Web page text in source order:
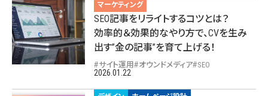
マーケティング
SEO記事をリライトするコツとは？
効率的＆効果的なやり方で、CVを生み
出す”金の記事”を育て上げる！
サイト運用 オウンドメディア SEO
2026.01.22